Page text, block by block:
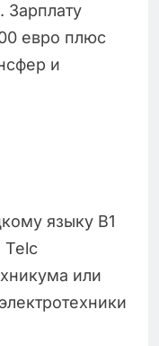
Зарплату
евро плюс
и
языку B1
Telc
или